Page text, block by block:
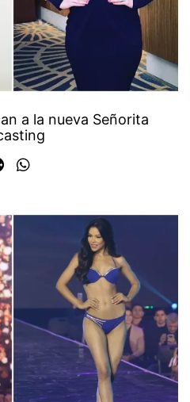
a la nueva Señorita